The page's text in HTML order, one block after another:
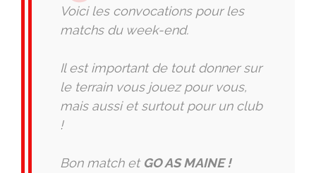
Voici les convocations pour les
matchs du week-end.
Il est important de tout donner sur
le terrain vous jouez pour vous,
mais aussi et surtout pour un club
!
Bon match et GO AS MAINE !